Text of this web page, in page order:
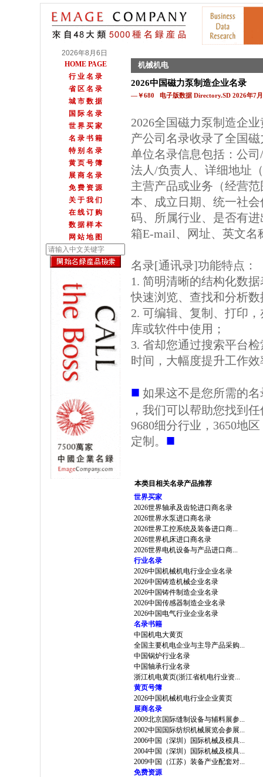
2026年8月6日
HOME PAGE
行 业 名 录
省 区 名 录
城 市 数 据
国 际 名 录
世 界 买 家
名 录 书 籍
特 别 名 录
黄 页 号 簿
展 商 名 录
免 费 资 源
关 于 我 们
在 线 订 购
数 据 样 本
网 站 地 图
机械机电
2026中国磁力泵制造企业名录
—￥680 电子版数据 Directory.SD 2026年7
2026全国磁力泵制造企
产公司名录收录了全国
单位名录信息包括：公
法人/负责人、详细地址
主营产品或业务（经营
本、成立日期、统一社
码、所属行业、是否有
箱E-mail、网址、英文名
名录[通讯录]功能特点：
1. 简明清晰的结构化数
快速浏览、查找和分析数
2. 可编辑、复制、打印
库或软件中使用；
3. 省却您通过搜索平台
时间，大幅度提升工作效
■ 如果这不是您所需的
，我们可以帮助您找到
9680细分行业，3650地
定制。 ■
本类目相关名录产品推荐
世界买家
2026世界轴承及齿轮进口商名录
2026世界水泵进口商名录
2026世界工控系统及装备进口商...
2026世界机床进口商名录
2026世界电机设备与产品进口商...
行业名录
2026中国机械机电行业企业名录
2026中国铸造机械企业名录
2026中国铸件制造企业名录
2026中国传感器制造企业名录
2026中国电气行业企业名录
名录书籍
中国机电大黄页
全国主要机电企业与主导产品采购...
中国锅炉行业名录
中国轴承行业名录
浙江机电黄页(浙江省机电行业资...
黄页号簿
2026中国机械机电行业企业黄页
展商名录
2009北京国际缝制设备与辅料展参...
2002中国国际纺织机械展览会参展...
2006中国（深圳）国际机械及模具...
2004中国（深圳）国际机械及模具...
2009中国（江苏）装备产业配套对...
免费资源